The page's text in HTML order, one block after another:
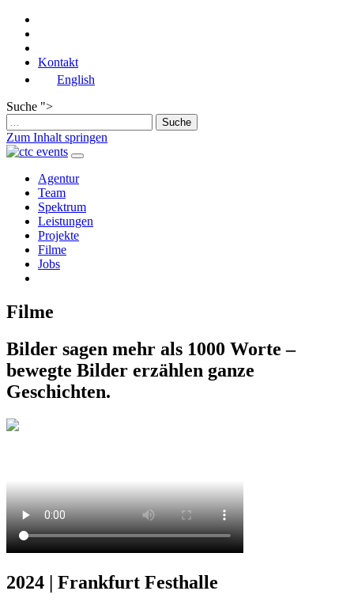
Kontakt
English
Suche ">
Zum Inhalt springen
Hauptnavigation
Agentur
Team
Spektrum
Leistungen
Projekte
Filme
Jobs
Filme
Bilder sagen mehr als 1000 Worte –
bewegte Bilder erzählen ganze
Geschichten.
2024 | Frankfurt Festhalle